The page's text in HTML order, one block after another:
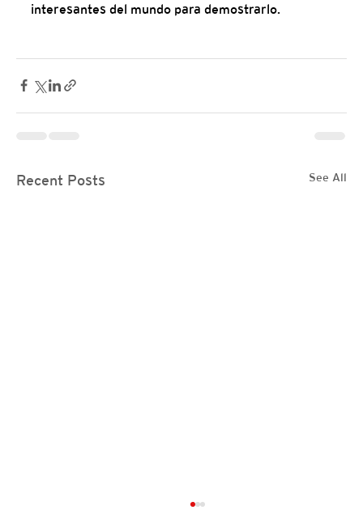
interesantes del mundo para demostrarlo.
Recent Posts See All